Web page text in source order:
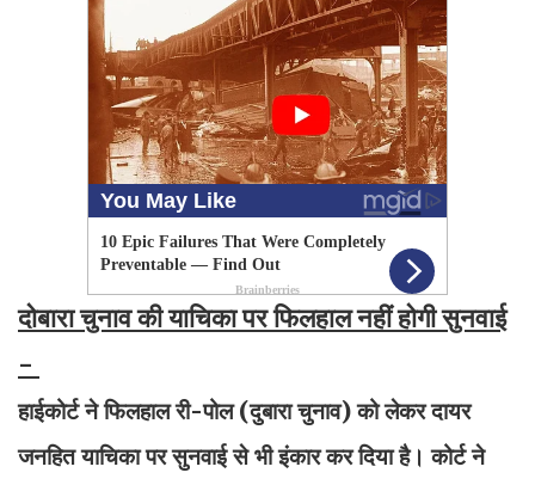
दोबारा चुनाव की याचिका पर फिलहाल नहीं होगी सुनवाई
-
हाईकोर्ट ने फिलहाल री-पोल (दुबारा चुनाव) को लेकर दायर
जनहित याचिका पर सुनवाई से भी इंकार कर दिया है। कोर्ट ने